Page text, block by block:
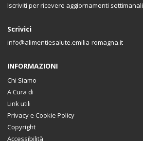
Iscriviti per ricevere aggiornamenti settimanali
Scrivici
info@alimentiesalute.emilia-romagna.it
INFORMAZIONI
Chi Siamo
A Cura di
Link utili
Privacy e Cookie Policy
Copyright
Accessibilità